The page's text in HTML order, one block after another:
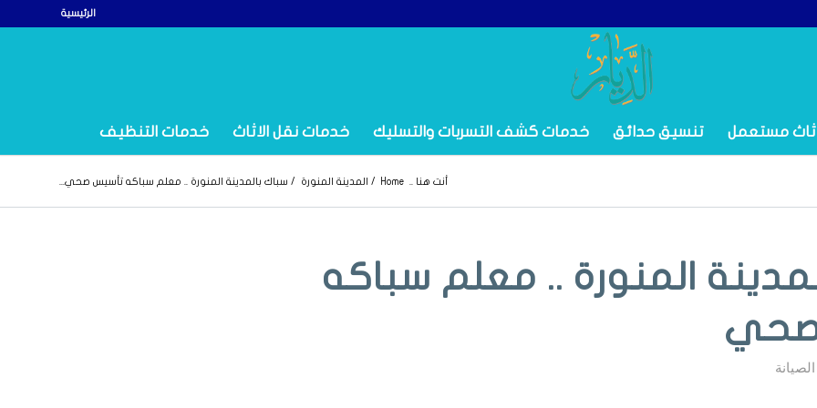
الرئيسية
اثاث مستعمل تنسيق حدائق خدمات كشف التسربات والتسليك خدمات نقل الاثاث خدمات التنظيف
أنت هنا .. Home
/ المدينة المنورة / سباك بالمدينة المنورة .. معلم سباكه تأسيس صحي...
المنورة .. معلم سباكه
صحي